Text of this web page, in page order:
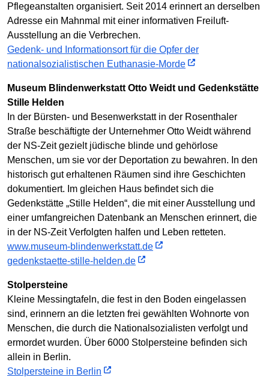
Pflegeanstalten organisiert. Seit 2014 erinnert an derselben
Adresse ein Mahnmal mit einer informativen Freiluft-
Ausstellung an die Verbrechen.
Gedenk- und Informationsort für die Opfer der
nationalsozialistischen Euthanasie-Morde
Museum Blindenwerkstatt Otto Weidt und Gedenkstätte
Stille Helden
In der Bürsten- und Besenwerkstatt in der Rosenthaler
Straße beschäftigte der Unternehmer Otto Weidt während
der NS-Zeit gezielt jüdische blinde und gehörlose
Menschen, um sie vor der Deportation zu bewahren. In den
historisch gut erhaltenen Räumen sind ihre Geschichten
dokumentiert. Im gleichen Haus befindet sich die
Gedenkstätte „Stille Helden“, die mit einer Ausstellung und
einer umfangreichen Datenbank an Menschen erinnert, die
in der NS-Zeit Verfolgten halfen und Leben retteten.
www.museum-blindenwerkstatt.de
gedenkstaette-stille-helden.de
Stolpersteine
Kleine Messingtafeln, die fest in den Boden eingelassen
sind, erinnern an die letzten frei gewählten Wohnorte von
Menschen, die durch die Nationalsozialisten verfolgt und
ermordet wurden. Über 6000 Stolpersteine befinden sich
allein in Berlin.
Stolpersteine in Berlin